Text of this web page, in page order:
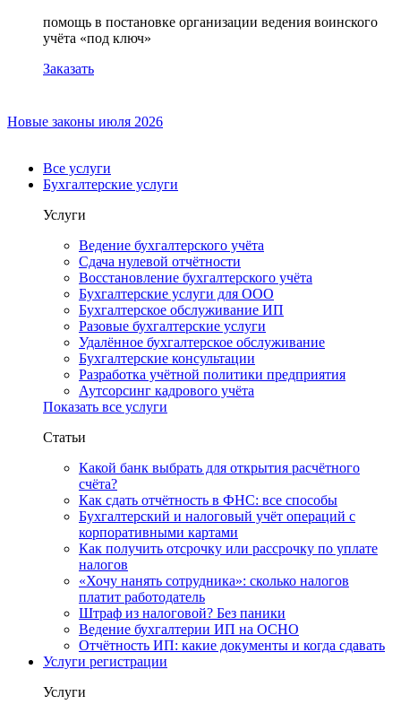
помощь в постановке организации ведения воинского
учёта «под ключ»
Заказать
Новые законы июля 2026
Все услуги
Бухгалтерские услуги
Услуги
Ведение бухгалтерского учёта
Сдача нулевой отчётности
Восстановление бухгалтерского учёта
Бухгалтерские услуги для ООО
Бухгалтерское обслуживание ИП
Разовые бухгалтерские услуги
Удалённое бухгалтерское обслуживание
Бухгалтерские консультации
Разработка учётной политики предприятия
Аутсорсинг кадрового учёта
Показать все услуги
Статьи
Какой банк выбрать для открытия расчётного
счёта?
Как сдать отчётность в ФНС: все способы
Бухгалтерский и налоговый учёт операций с
корпоративными картами
Как получить отсрочку или рассрочку по уплате
налогов
«Хочу нанять сотрудника»: сколько налогов
платит работодатель
Штраф из налоговой? Без паники
Ведение бухгалтерии ИП на ОСНО
Отчётность ИП: какие документы и когда сдавать
Услуги регистрации
Услуги